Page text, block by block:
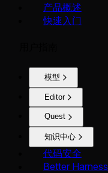
产品概述
快速入门
模型
Editor
Quest
知识中心
代码安全
Better Harness